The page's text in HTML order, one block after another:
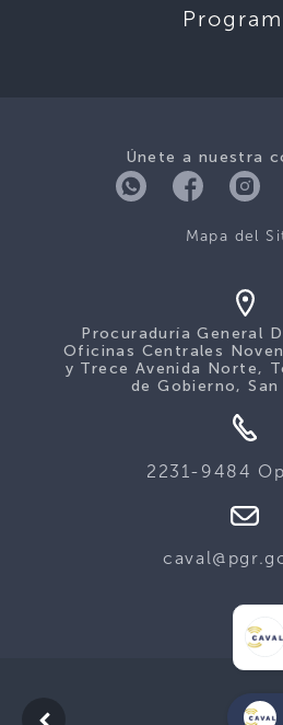
Únete a nuestra
Mapa del
Procuraduría General
Oficinas Centrales
y Trece Avenida Norte,
de Gobierno, San
2231-9484